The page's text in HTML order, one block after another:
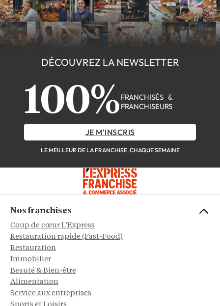
DÉCOUVREZ LA NEWSLETTER
100% FRANCHISÉS &
FRANCHISEURS
JE M'INSCRIS
LE MEILLEUR DE LA FRANCHISE, CHAQUE SEMAINE
Nos franchises
Coup de cœur L'Express
Restauration rapide (Fast-Food)
Restauration
Immobilier
Beauté & Bien-être
Alimentation
Service aux entreprises